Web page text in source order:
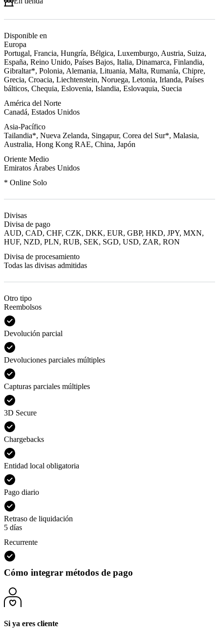
Disponible en
Europa
Portugal, Francia, Hungría, Bélgica, Luxemburgo, Austria, Suiza,
España, Reino Unido, Países Bajos, Italia, Dinamarca, Finlandia,
Gibraltar*, Polonia, Alemania, Lituania, Malta, Rumanía, Chipre,
Grecia, Croacia, Liechtenstein, Noruega, Letonia, Irlanda, Países
bálticos, Chequia, Eslovenia, Islandia, Eslovaquia, Suecia
América del Norte
Canadá, Estados Unidos
Asia-Pacífico
Tailandia*, Nueva Zelanda, Singapur, Corea del Sur*, Malasia,
Australia, Hong Kong RAE, China, Japón
Oriente Medio
Emiratos Árabes Unidos
* Online Solo
Divisas
Divisa de pago
AUD, CAD, CHF, CZK, DKK, EUR, GBP, HKD, JPY, MXN,
HUF, NZD, PLN, RUB, SEK, SGD, USD, ZAR, RON
Divisa de procesamiento
Todas las divisas admitidas
Otro tipo
Reembolsos
Devolución parcial
Devoluciones parciales múltiples
Capturas parciales múltiples
3D Secure
Chargebacks
Entidad local obligatoria
Pago diario
Retraso de liquidación
5 días
Recurrente
Cómo integrar métodos de pago
Si ya eres cliente